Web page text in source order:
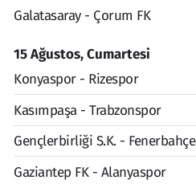
Galatasaray - Çorum FK
15 Ağustos, Cumartesi
Konyaspor - Rizespor
Kasımpaşa - Trabzonspor
Gençlerbirliği S.K. - Fenerbahçe
Gaziantep FK - Alanyaspor